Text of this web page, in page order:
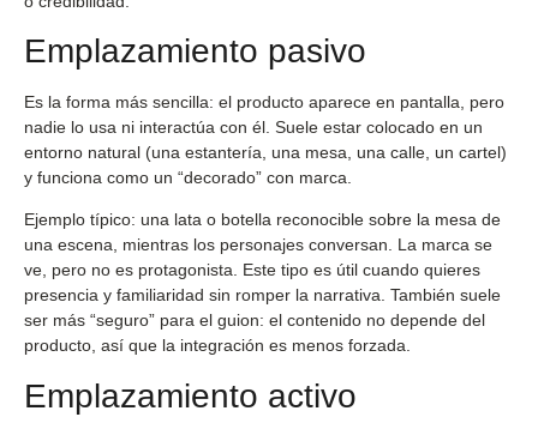
Emplazamiento pasivo
Es la forma más sencilla: el producto aparece en pantalla, pero
nadie lo usa ni interactúa con él. Suele estar colocado en un
entorno natural (una estantería, una mesa, una calle, un cartel)
y funciona como un “decorado” con marca.
Ejemplo típico: una lata o botella reconocible sobre la mesa de
una escena, mientras los personajes conversan. La marca se
ve, pero no es protagonista. Este tipo es útil cuando quieres
presencia y familiaridad sin romper la narrativa. También suele
ser más “seguro” para el guion: el contenido no depende del
producto, así que la integración es menos forzada.
Emplazamiento activo